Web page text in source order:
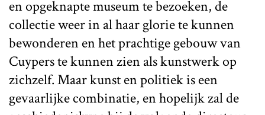
en opgeknapte museum te bezoeken, de
collectie weer in al haar glorie te kunnen
bewonderen en het prachtige gebouw van
Cuypers te kunnen zien als kunstwerk op
zichzelf. Maar kunst en politiek is een
gevaarlijke combinatie, en hopelijk zal de